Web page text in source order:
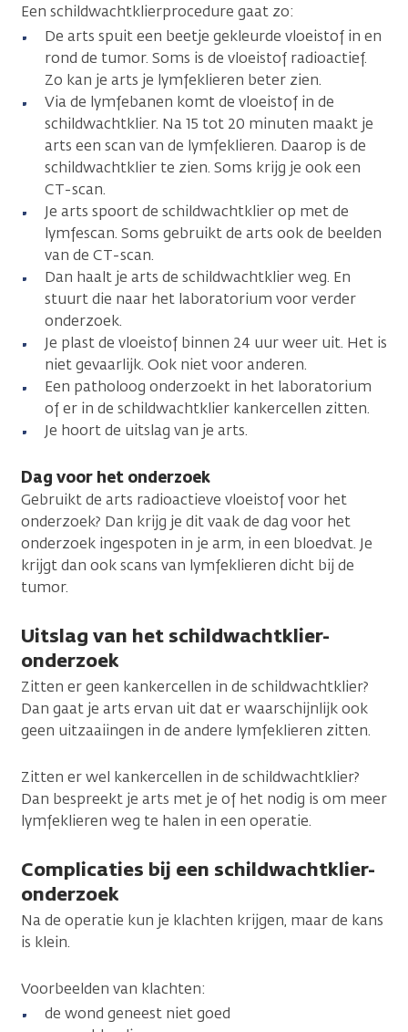
Een schildwachtklierprocedure gaat zo:
De arts spuit een beetje gekleurde vloeistof in en
rond de tumor. Soms is de vloeistof radioactief.
Zo kan je arts je lymfeklieren beter zien.
Via de lymfebanen komt de vloeistof in de
schildwachtklier. Na 15 tot 20 minuten maakt je
arts een scan van de lymfeklieren. Daarop is de
schildwachtklier te zien. Soms krijg je ook een
CT-scan.
Je arts spoort de schildwachtklier op met de
lymfescan. Soms gebruikt de arts ook de beelden
van de CT-scan.
Dan haalt je arts de schildwachtklier weg. En
stuurt die naar het laboratorium voor verder
onderzoek.
Je plast de vloeistof binnen 24 uur weer uit. Het is
niet gevaarlijk. Ook niet voor anderen.
Een patholoog onderzoekt in het laboratorium
of er in de schildwachtklier kankercellen zitten.
Je hoort de uitslag van je arts.
Dag voor het onderzoek
Gebruikt de arts radioactieve vloeistof voor het
onderzoek? Dan krijg je dit vaak de dag voor het
onderzoek ingespoten in je arm, in een bloedvat. Je
krijgt dan ook scans van lymfeklieren dicht bij de
tumor.
Uitslag van het schildwachtklier-
onderzoek
Zitten er geen kankercellen in de schildwachtklier?
Dan gaat je arts ervan uit dat er waarschijnlijk ook
geen uitzaaiingen in de andere lymfeklieren zitten.
Zitten er wel kankercellen in de schildwachtklier?
Dan bespreekt je arts met je of het nodig is om meer
lymfeklieren weg te halen in een operatie.
Complicaties bij een schildwachtklier-
onderzoek
Na de operatie kun je klachten krijgen, maar de kans
is klein.
Voorbeelden van klachten:
de wond geneest niet goed